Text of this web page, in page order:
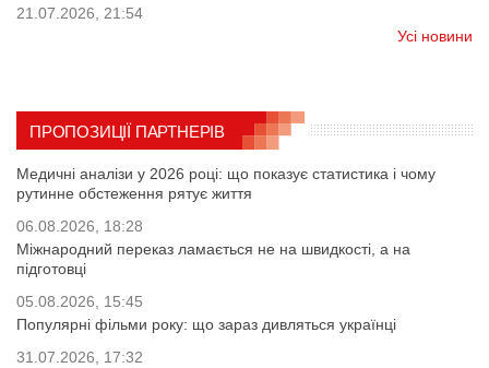
21.07.2026, 21:54
Усі новини
ПРОПОЗИЦІЇ ПАРТНЕРІВ
Медичні аналізи у 2026 році: що показує статистика і чому
рутинне обстеження рятує життя
06.08.2026, 18:28
Міжнародний переказ ламається не на швидкості, а на
підготовці
05.08.2026, 15:45
Популярні фільми року: що зараз дивляться українці
31.07.2026, 17:32